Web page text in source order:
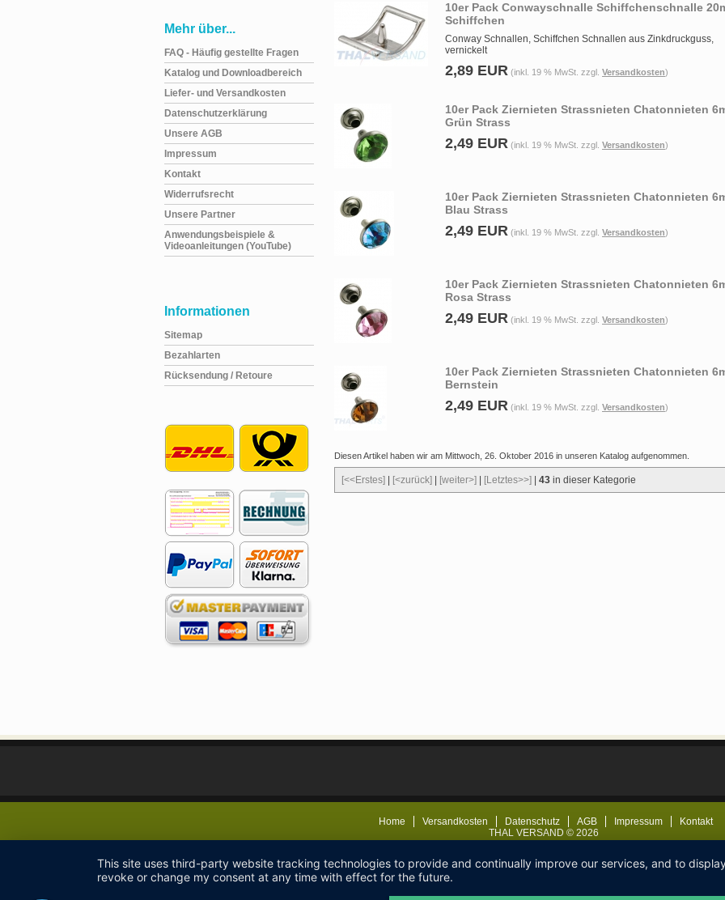
Mehr über...
FAQ - Häufig gestellte Fragen
Katalog und Downloadbereich
Liefer- und Versandkosten
Datenschutzerklärung
Unsere AGB
Impressum
Kontakt
Widerrufsrecht
Unsere Partner
Anwendungsbeispiele &
Videoanleitungen (YouTube)
Informationen
Sitemap
Bezahlarten
Rücksendung / Retoure
10er Pack Conwayschnalle Schiffchenschnalle
Schiffchen
Conway Schnallen, Schiffchen Schnallen aus Zinkdruckguss,
vernickelt
2,89 EUR (inkl. 19 % MwSt. zzgl. Versandkosten)
10er Pack Ziernieten Strassnieten Chatonnieten
Grün Strass
2,49 EUR (inkl. 19 % MwSt. zzgl. Versandkosten)
10er Pack Ziernieten Strassnieten Chatonnieten
Blau Strass
2,49 EUR (inkl. 19 % MwSt. zzgl. Versandkosten)
10er Pack Ziernieten Strassnieten Chatonnieten
Rosa Strass
2,49 EUR (inkl. 19 % MwSt. zzgl. Versandkosten)
10er Pack Ziernieten Strassnieten Chatonnieten
Bernstein
2,49 EUR (inkl. 19 % MwSt. zzgl. Versandkosten)
Diesen Artikel haben wir am Mittwoch, 26. Oktober 2016 in unseren Katalog aufgenommen.
[<<Erstes] [<zurück] [weiter>] [Letztes>>] 43 in dieser Kategorie
Home Versandkosten Datenschutz AGB Impressum
Kontakt
THAL VERSAND © 2026
This site uses third-party website tracking technologies to provide and continually improve our services, and to
revoke or change my consent at any time with effect for the future.